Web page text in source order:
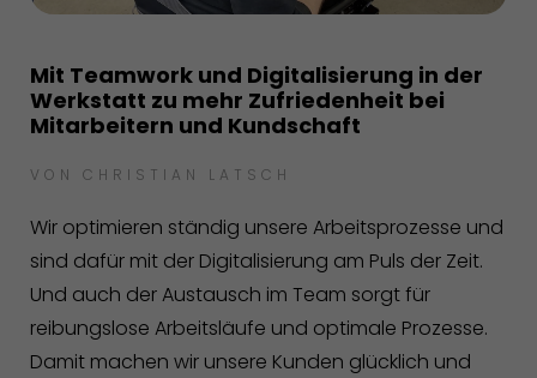
Mit Teamwork und Digitalisierung in der
Werkstatt zu mehr Zufriedenheit bei
Mitarbeitern und Kundschaft
VON CHRISTIAN LATSCH
Wir optimieren ständig unsere Arbeitsprozesse und
sind dafür mit der Digitalisierung am Puls der Zeit.
Und auch der Austausch im Team sorgt für
reibungslose Arbeitsläufe und optimale Prozesse.
Damit machen wir unsere Kunden glücklich und